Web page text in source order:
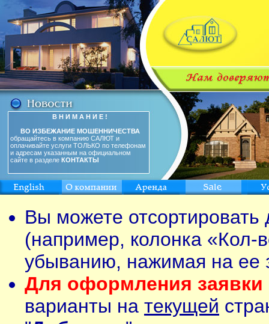
В Н И М А Н И Е !
ВО ИЗБЕЖАНИЕ МОШЕННИЧЕСТВА
обращайтесь в компанию САЛЮТ и
оплачивайте услуги ТОЛЬКО по телефонам
и адресам указанным на официальном
сайте в разделе КОНТАКТЫ
Вы можете
(например, колонка «Кол-
убыванию, нажимая на ее
Для оформления заявки
варианты на текущей